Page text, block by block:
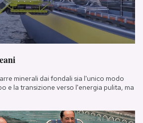
minerali dai fondali sia l'unico modo
e la transizione verso l'energia pulita, ma